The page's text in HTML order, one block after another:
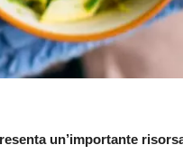
un’importante